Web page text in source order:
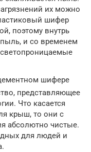
их можно
шифер
поэтому внутрь
пыль, и со временем
шифере
представляющее
Что касается
крыш, то они с
абсолютно чистые.
для людей и